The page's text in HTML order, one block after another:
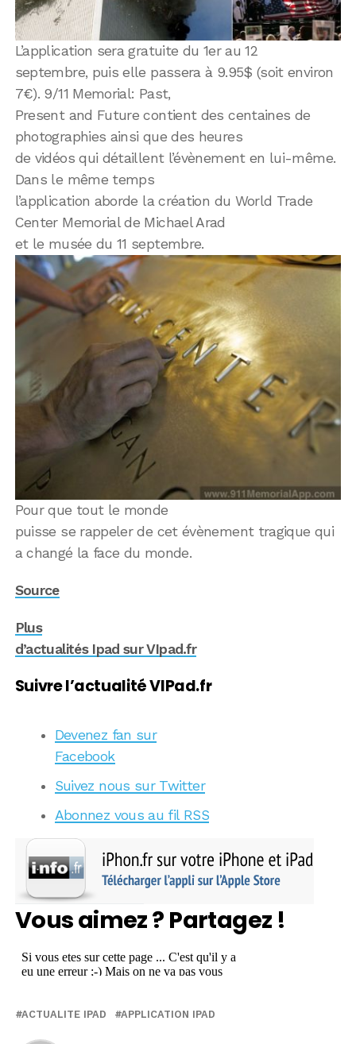
L’application sera gratuite du 1er au 12
septembre, puis elle passera à 9.95$ (soit environ
7€). 9/11 Memorial: Past,
Present and Future contient des centaines de
photographies ainsi que des heures
de vidéos qui détaillent l’évènement en lui-même.
Dans le même temps
l’application aborde la création du World Trade
Center Memorial de Michael Arad
et le musée du 11 septembre.
Pour que tout le monde
puisse se rappeler de cet évènement tragique qui
a changé la face du monde.
Source
Plus
d’actualités Ipad sur VIpad.fr
Suivre l’actualité VIPad.fr
Devenez fan sur
Facebook
Suivez nous sur Twitter
Abonnez vous au fil RSS
Vous aimez ? Partagez !
ACTUALITE IPAD APPLICATION IPAD